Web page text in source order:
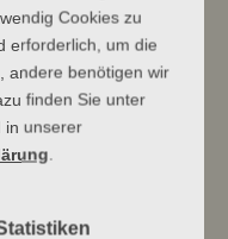
Cookies zu
erforderlich, um die
andere benötigen wir
finden Sie unter
in unserer